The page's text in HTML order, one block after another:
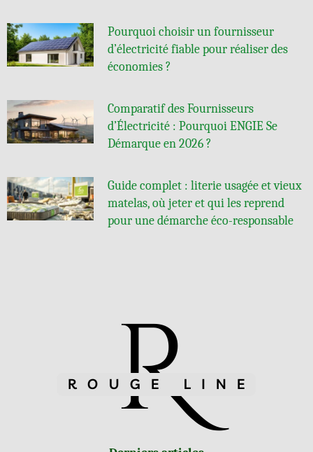
Pourquoi choisir un fournisseur
d’électricité fiable pour réaliser des
économies ?
Comparatif des Fournisseurs
d’Électricité : Pourquoi ENGIE Se
Démarque en 2026 ?
Guide complet : literie usagée et vieux
matelas, où jeter et qui les reprend
pour une démarche éco-responsable